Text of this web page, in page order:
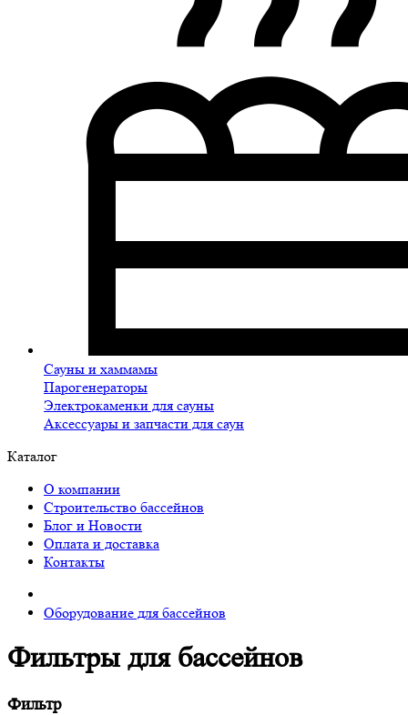
Сауны и хаммамы
Парогенераторы
Электрокаменки для сауны
Аксессуары и запчасти для саун
Каталог
О компании
Строительство бассейнов
Блог и Новости
Оплата и доставка
Контакты
Оборудование для бассейнов
Фильтры для бассейнов
Фильтр